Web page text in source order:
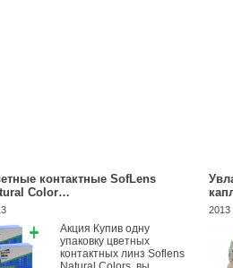
контактные SofLens
Color…
Акция Купив одну
упаковку цветных
контактных линз Soflens
2013